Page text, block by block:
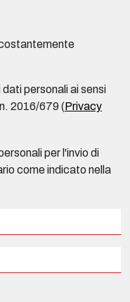
personali ai sensi
2016/679 (Privacy
per l'invio di
come indicato nella